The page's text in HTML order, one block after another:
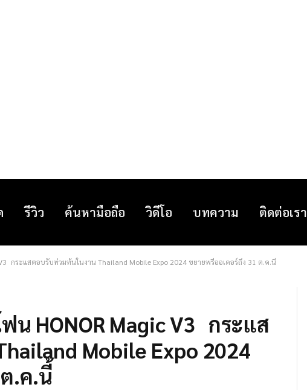
รีวิว ค้นหามือถือ วิดีโอ บทความ ติดต่อเรา
กระแสตอบรับท่วมท้นในงาน Thailand Mobile Expo 2024 ขยายพรีออเดอร์ถึง 31 ต.ค.นี้
น HONOR Magic V3 กระแส
Mobile Expo 2024
.ค.นี้